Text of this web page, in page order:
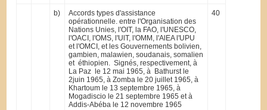
b)
Accords types d'assistance
opérationnelle. entre l'Organisation des
Nations Unies, l'OIT, la FAO, l'UNESCO,
l'OACI, l'OMS, l'UlT, l'OMM, l'AlEA l'UPU
et l'OMCI, et les Gouvernements bolivien,
gambien, malawien, soudanais, somalien
et éthiopien. Signés, respectivement, à
La Paz le 12 mai 1965, à Bathurst le
2juin 1965, à Zomba le 20 juillet 1965, à
Khartoum le 13 septembre 1965, à
Mogadiscio le 21 septembre 1965 et à
Addis-Abéba le 12 novembre 1965
40